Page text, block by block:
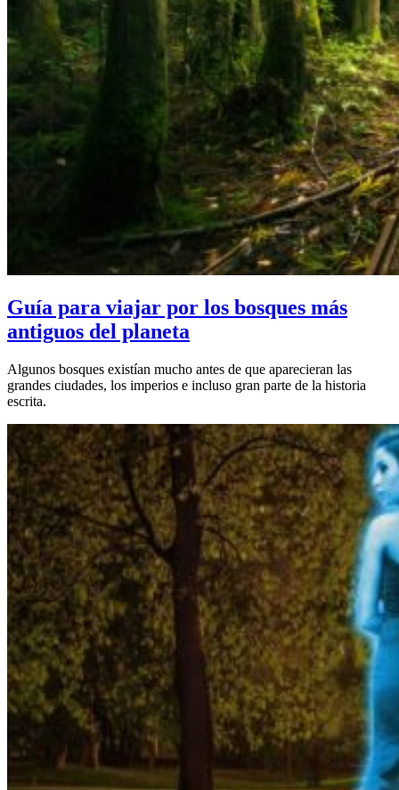
Guía para viajar por los bosques más
antiguos del planeta
Algunos bosques existían mucho antes de que aparecieran las
grandes ciudades, los imperios e incluso gran parte de la historia
escrita.